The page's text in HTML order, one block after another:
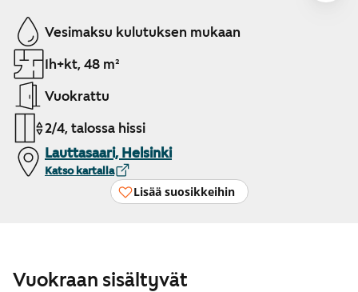
Näytetään dia 1 / 8
Vesimaksu kulutuksen mukaan
1h+kt, 48 m²
Vuokrattu
2/4, talossa hissi
Lauttasaari, Helsinki
Katso kartalla
Lisää suosikkeihin
Vuokraan sisältyvät